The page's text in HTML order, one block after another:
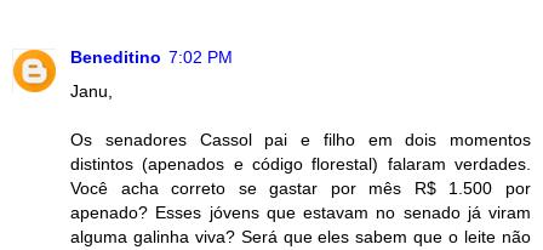
Beneditino 7:02 PM
Janu,
Os senadores Cassol pai e filho em dois momentos
distintos (apenados e código florestal) falaram verdades.
Você acha correto se gastar por mês R$ 1.500 por
apenado? Esses jóvens que estavam no senado já viram
alguma galinha viva? Será que eles sabem que o leite não